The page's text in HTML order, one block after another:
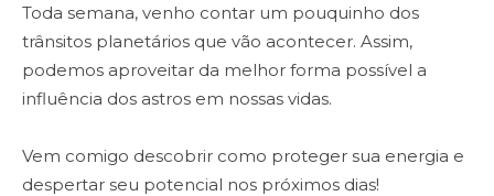
Toda semana, venho contar um pouquinho dos
trânsitos planetários que vão acontecer. Assim,
podemos aproveitar da melhor forma possível a
influência dos astros em nossas vidas.
Vem comigo descobrir como proteger sua energia e
despertar seu potencial nos próximos dias!